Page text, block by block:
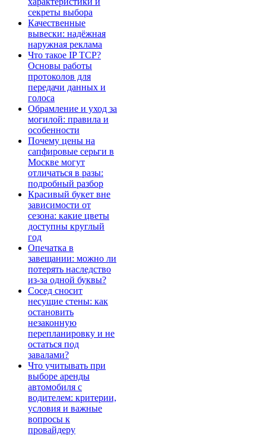
секреты выбора
Качественные
вывески: надёжная
наружная реклама
Что такое IP TCP?
Основы работы
протоколов для
передачи данных и
голоса
Обрамление и уход за
могилой: правила и
особенности
Почему цены на
сапфировые серьги в
Москве могут
отличаться в разы:
подробный разбор
Красивый букет вне
зависимости от
сезона: какие цветы
доступны круглый
год
Опечатка в
завещании: можно ли
потерять наследство
из-за одной буквы?
Сосед сносит
несущие стены: как
остановить
незаконную
перепланировку и не
остаться под
завалами?
Что учитывать при
выборе аренды
автомобиля с
водителем: критерии,
условия и важные
вопросы к
провайдеру